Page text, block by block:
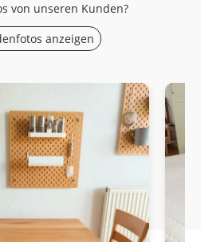
von unseren Kunden?
anzeigen